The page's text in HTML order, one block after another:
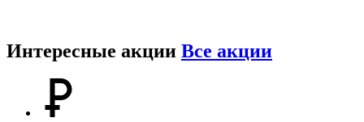
Интересные акции Все акции